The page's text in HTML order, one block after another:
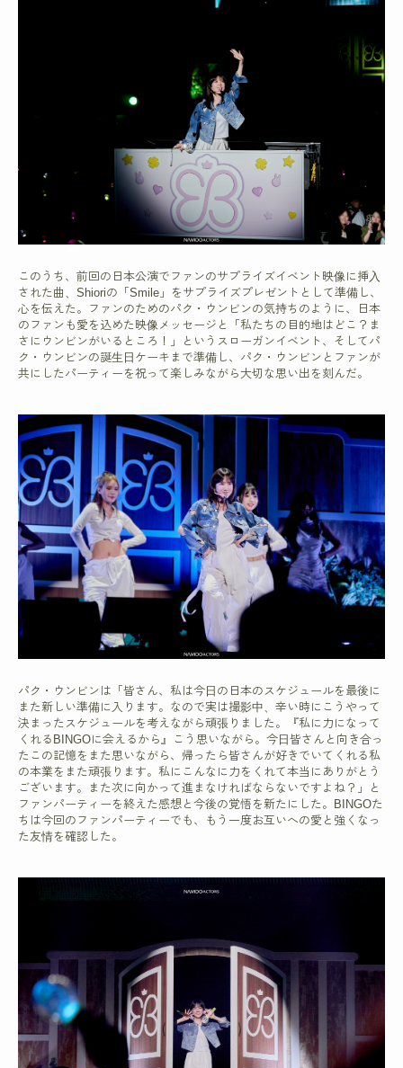
このうち、前回の日本公演でファンのサプライズイベント映像に挿入
された曲、Shioriの「Smile」をサプライズプレゼントとして準備し、
心を伝えた。ファンのためのパク・ウンビンの気持ちのように、日本
のファンも愛を込めた映像メッセージと「私たちの目的地はどこ？ま
さにウンビンがいるところ！」というスローガンイベント、そしてパ
ク・ウンビンの誕生日ケーキまで準備し、パク・ウンビンとファンが
共にしたパーティーを祝って楽しみながら大切な思い出を刻んだ。
パク・ウンビンは「皆さん、私は今日の日本のスケジュールを最後に
また新しい準備に入ります。なので実は撮影中、辛い時にこうやって
決まったスケジュールを考えながら頑張りました。『私に力になって
くれるBINGOに会えるから』こう思いながら。今日皆さんと向き合っ
たこの記憶をまた思いながら、帰ったら皆さんが好きでいてくれる私
の本業をまた頑張ります。私にこんなに力をくれて本当にありがとう
ございます。また次に向かって進まなければならないですよね？」と
ファンパーティーを終えた感想と今後の覚悟を新たにした。BINGOた
ちは今回のファンパーティーでも、もう一度お互いへの愛と強くなっ
た友情を確認した。